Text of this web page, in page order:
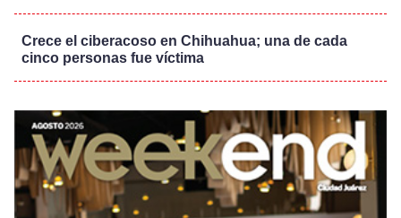
Crece el ciberacoso en Chihuahua; una de cada
cinco personas fue víctima